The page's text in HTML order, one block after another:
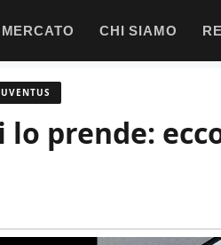
CHI SIAMO
prende: